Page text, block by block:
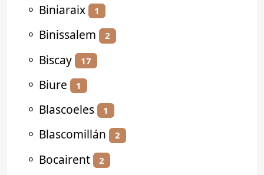
⚬ Biniaraix 1
⚬ Binissalem 2
⚬ Biscay 17
⚬ Biure 1
⚬ Blascoeles 1
⚬ Blascomillán 2
⚬ Bocairent 2